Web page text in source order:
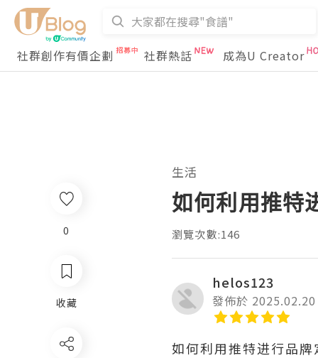
社群創作有價企劃 社群熱話 成為U Creator
生活
如何利用推特
瀏覽次數:146
helos123
發佈於 2025.02.20
如何利用推特进行品牌
0
收藏